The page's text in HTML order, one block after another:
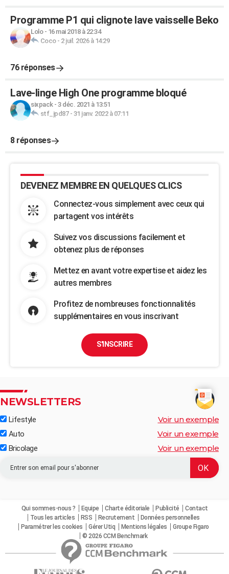
Programme P1 qui clignote lave vaisselle Beko
Lolo- 16 mai 2018 à 22:34
Coco- 2 juil. 2026 à 14:29
76 réponses
Lave-linge High One programme bloqué
sixpack- 3 déc. 2021 à 13:51
stf_jpd87- 31 janv. 2022 à 07:11
8 réponses
DEVENEZ MEMBRE EN QUELQUES CLICS
Connectez-vous simplement avec ceux qui
partagent vos intérêts
Suivez vos discussions facilement et
obtenez plus de réponses
Mettez en avant votre expertise et aidez les
autres membres
Profitez de nombreuses fonctionnalités
supplémentaires en vous inscrivant
S'INSCRIRE
NEWSLETTERS
Lifestyle Voir un exemple
Auto Voir un exemple
Bricolage Voir un exemple
Qui sommes-nous ? Equipe Charte éditoriale Publicité
Contact
Tous les articles
RSS Recrutement
Données personnelles
Paramétrer les cookies
Gérer Utiq Mentions légales
Groupe Figaro
© 2026 CCM Benchmark